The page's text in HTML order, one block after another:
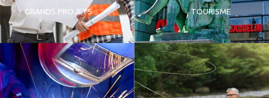
GRANDS PROJETS TOURISME